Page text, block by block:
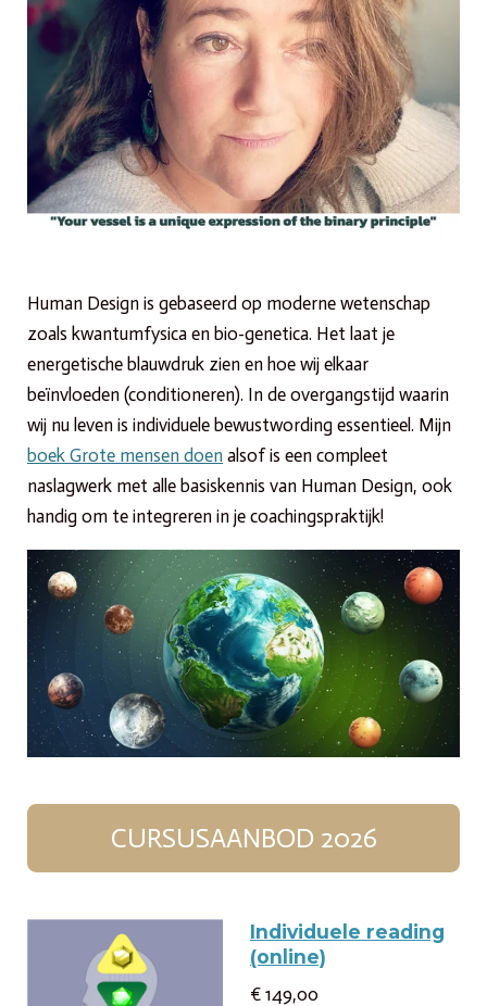
Human Design is gebaseerd op moderne wetenschap
zoals kwantumfysica en bio-genetica. Het laat je
energetische blauwdruk zien en hoe wij elkaar
beïnvloeden (conditioneren). In de overgangstijd waarin
wij nu leven is individuele bewustwording essentieel. Mijn
boek Grote mensen doen alsof is een compleet
naslagwerk met alle basiskennis van Human Design, ook
handig om te integreren in je coachingspraktijk!
CURSUSAANBOD 2026
Individuele reading
(online)
€ 149,00